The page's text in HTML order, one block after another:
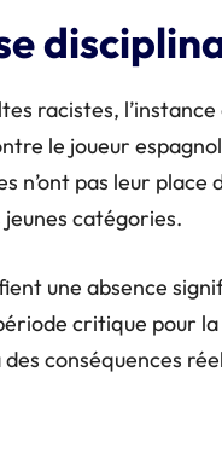
racistes,
le joueur
n’ont pas leur place
jeunes catégories.
une absence
critique pour
des conséquences